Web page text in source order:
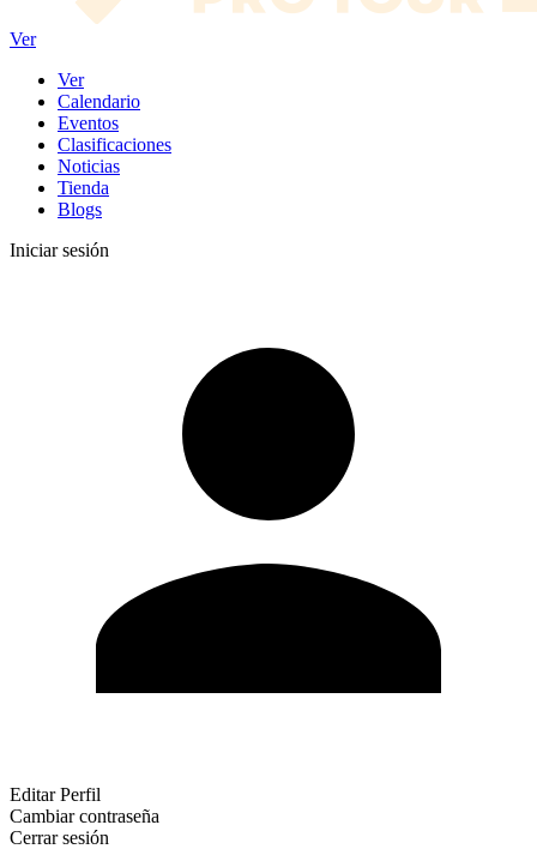
Ver
Ver
Calendario
Eventos
Clasificaciones
Noticias
Tienda
Blogs
Iniciar sesión
Editar Perfil
Cambiar contraseña
Cerrar sesión